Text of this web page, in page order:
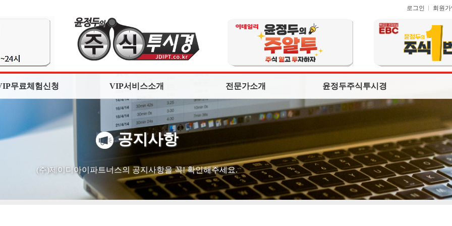
로그인 회원
무료체험신청 VIP서비스소개 전문가소개 윤정두주식투시경
공지사항
(주)제이디아이파트너스의 공지사항을 꼭! 확인해주세요.